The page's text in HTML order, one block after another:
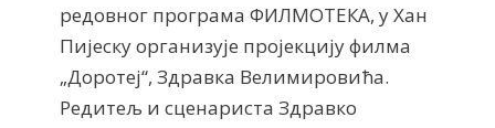
редовног програма ФИЛМОТЕКА, у Хан
Пијеску организује пројекцију филма
„Доротеј“, Здравка Велимировића.
Редитељ и сценариста Здравко